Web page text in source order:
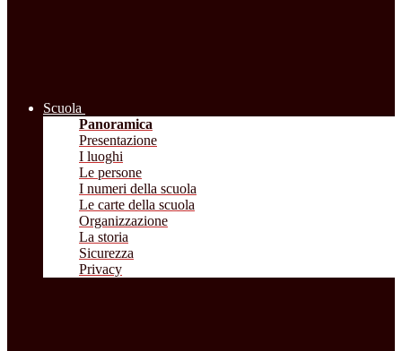
Scuola
Panoramica
Presentazione
I luoghi
Le persone
I numeri della scuola
Le carte della scuola
Organizzazione
La storia
Sicurezza
Privacy